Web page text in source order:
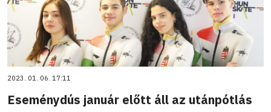
2023. 01. 06. 17:11
Eseménydús január előtt áll az utánpótlás